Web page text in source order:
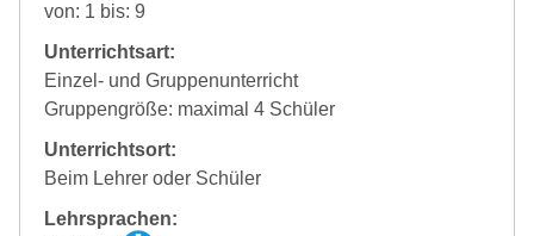
von: 1 bis: 9
Unterrichtsart:
Einzel- und Gruppenunterricht
Gruppengröße: maximal 4 Schüler
Unterrichtsort:
Beim Lehrer oder Schüler
Lehrsprachen: